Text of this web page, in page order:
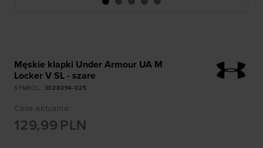
Męskie klapki Under Armour UA M
Locker V SL - szare
SYMBOL 3028094-025
Cena aktualna:
129,99 PLN